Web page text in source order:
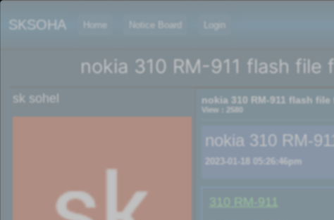
SKSOHA Home Notice Board Login
nokia 310 RM-911 flash file
sk sohel nokia 310 RM-911 flash file
View : 2580
nokia 310 RM-
2023-01-18 05:26:46pm
310 RM-911